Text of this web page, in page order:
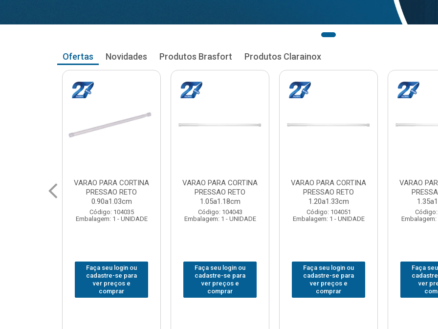
Ofertas Novidades Produtos Brasfort Produtos Clarainox
VARAO PARA CORTINA
PRESSAO RETO
1.05a1.18cm
Código: 104043
Embalagem: 1 - UNIDADE
Faça seu login ou
cadastre-se para
ver preços e
comprar
VARAO PARA CORTINA
PRESSAO RETO
1.20a1.33cm
Código: 104051
Embalagem: 1 - UNIDADE
Faça seu login ou
cadastre-se para
ver preços e
comprar
VARAO PARA CORTINA
PRESSAO RETO
1.35a1.48cm
Código: 104060
Embalagem: 1 - UNIDADE
Faça seu login ou
cadastre-se para
ver preços e
comprar
VARAO
Embalagem:
Faça
ver